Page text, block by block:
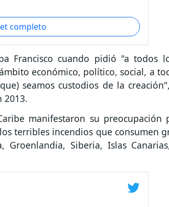
completo
Francisco cuando pidió "a todos
económico, político, social, a
seamos custodios de la
2013.
manifestaron su preocupación
terribles incendios que consumen
Siberia, Islas